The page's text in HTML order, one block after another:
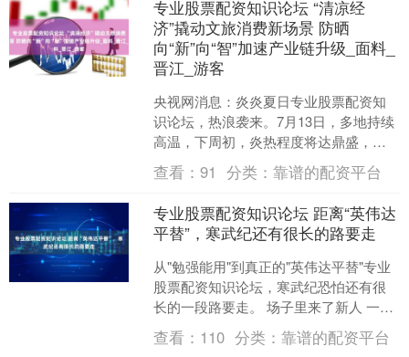
专业股票配资知识论坛 “清凉经
济”撬动文旅消费新场景 防晒
向“新”向“智”加速产业链升级_面料_
晋江_游客
央视网消息：炎炎夏日专业股票配资知
识论坛，热浪袭来。7月13日，多地持续
高温，下周初，炎热程度将达鼎盛，部
分地区将出现40℃以上酷热天气。有人
说，这种温度下，冰....
查看：91 分类：靠谱的配资平台
专业股票配资知识论坛 距离“英伟达
平替”，寒武纪还有很长的路要走
从"勉强能用"到真正的"英伟达平替"专业
股票配资知识论坛，寒武纪恐怕还有很
长的一段路要走。 场子里来了新人 一只
在亚马逊雨林中的蝴蝶偶尔扇动几下翅
膀，两周后就可....
查看： 110 分类：靠谱的配资平台